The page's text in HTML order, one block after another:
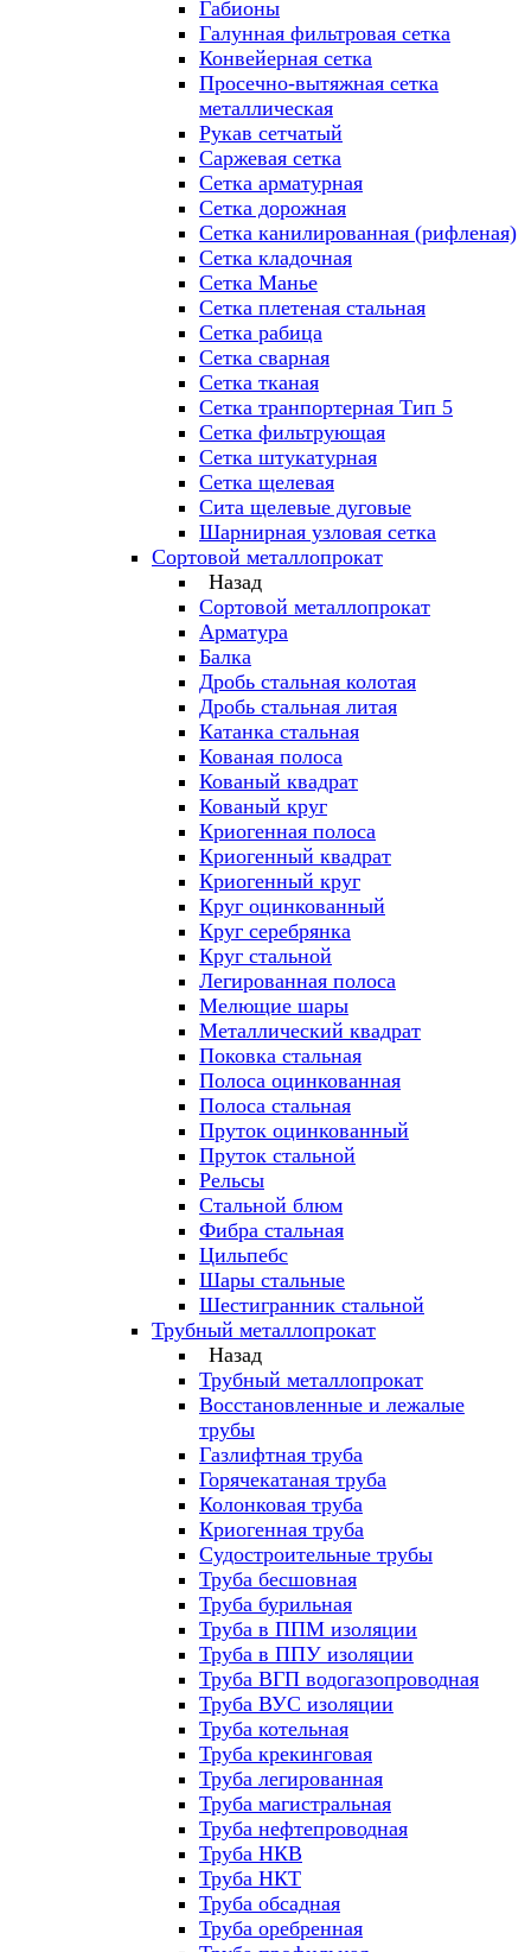
Габионы
Галунная фильтровая сетка
Конвейерная сетка
Просечно-вытяжная сетка
металлическая
Рукав сетчатый
Саржевая сетка
Сетка арматурная
Сетка дорожная
Сетка канилированная (рифленая)
Сетка кладочная
Сетка Манье
Сетка плетеная стальная
Сетка рабица
Сетка сварная
Сетка тканая
Сетка транпортерная Тип 5
Сетка фильтрующая
Сетка штукатурная
Сетка щелевая
Сита щелевые дуговые
Шарнирная узловая сетка
Сортовой металлопрокат
Назад
Сортовой металлопрокат
Арматура
Балка
Дробь стальная колотая
Дробь стальная литая
Катанка стальная
Кованая полоса
Кованый квадрат
Кованый круг
Криогенная полоса
Криогенный квадрат
Криогенный круг
Круг оцинкованный
Круг серебрянка
Круг стальной
Легированная полоса
Мелющие шары
Металлический квадрат
Поковка стальная
Полоса оцинкованная
Полоса стальная
Пруток оцинкованный
Пруток стальной
Рельсы
Стальной блюм
Фибра стальная
Цильпебс
Шары стальные
Шестигранник стальной
Трубный металлопрокат
Назад
Трубный металлопрокат
Восстановленные и лежалые
трубы
Газлифтная труба
Горячекатаная труба
Колонковая труба
Криогенная труба
Судостроительные трубы
Труба бесшовная
Труба бурильная
Труба в ППМ изоляции
Труба в ППУ изоляции
Труба ВГП водогазопроводная
Труба ВУС изоляции
Труба котельная
Труба крекинговая
Труба легированная
Труба магистральная
Труба нефтепроводная
Труба НКВ
Труба НКТ
Труба обсадная
Труба оребренная